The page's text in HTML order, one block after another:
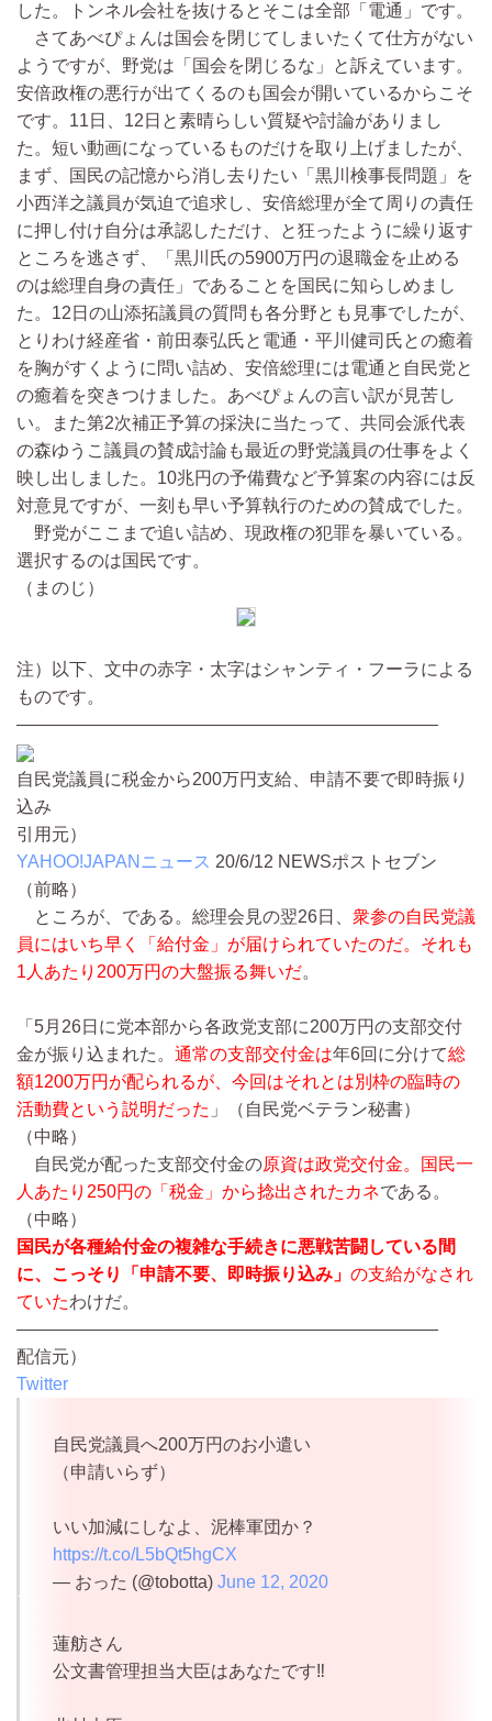
した。トンネル会社を抜けるとそこは全部「電通」です。
さてあべぴょんは国会を閉じてしまいたくて仕方がない
ようですが、野党は「国会を閉じるな」と訴えています。
安倍政権の悪行が出てくるのも国会が開いているからこそ
です。11日、12日と素晴らしい質疑や討論がありまし
た。短い動画になっているものだけを取り上げましたが、
まず、国民の記憶から消し去りたい「黒川検事長問題」を
小西洋之議員が気迫で追求し、安倍総理が全て周りの責任
に押し付け自分は承認しただけ、と狂ったように繰り返す
ところを逃さず、「黒川氏の5900万円の退職金を止める
のは総理自身の責任」であることを国民に知らしめまし
た。12日の山添拓議員の質問も各分野とも見事でしたが、
とりわけ経産省・前田泰弘氏と電通・平川健司氏との癒着
を胸がすくように問い詰め、安倍総理には電通と自民党と
の癒着を突きつけました。あべぴょんの言い訳が見苦し
い。また第2次補正予算の採決に当たって、共同会派代表
の森ゆうこ議員の賛成討論も最近の野党議員の仕事をよく
映し出しました。10兆円の予備費など予算案の内容には反
対意見ですが、一刻も早い予算執行のための賛成でした。
野党がここまで追い詰め、現政権の犯罪を暴いている。
選択するのは国民です。
（まのじ）
注）以下、文中の赤字・太字はシャンティ・フーラによる
ものです。
————————————————————————
自民党議員に税金から200万円支給、申請不要で即時振り
込み
引用元）
YAHOO!JAPANニュース 20/6/12 NEWSポストセブン
（前略）
ところが、である。総理会見の翌26日、 衆参の自民党議
員にはいち早く「給付金」が届けられていたのだ。それも
1人あたり200万円の大盤振る舞いだ。
「5月26日に党本部から各政党支部に200万円の支部交付
金が振り込まれた。 通常の支部交付金は年6回に分けて総
額1200万円が配られるが、今回はそれとは別枠の臨時の
活動費という説明だった 」（自民党ベテラン秘書）
（中略）
自民党が配った支部交付金の原資は政党交付金。国民一
人あたり250円の「税金」から捻出されたカネである。
（中略）
国民が各種給付金の複雑な手続きに悪戦苦闘している間
に、こっそり「申請不要、即時振り込み」 の支給がなされ
ていたわけだ。
————————————————————————
配信元）
Twitter
自民党議員へ200万円のお小遣い
（申請いらず）
いい加減にしなよ、泥棒軍団か？
https://t.co/L5bQt5hgCX
— おった (@tobotta) June 12, 2020
蓮舫さん
公文書管理担当大臣はあなたです‼️